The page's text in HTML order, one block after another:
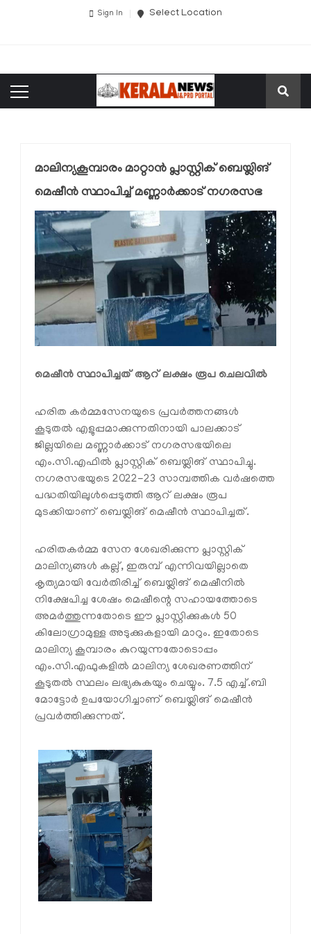
Sign In Select Location
മാലിന്യകൂമ്പാരം മാറ്റാന്‍ പ്ലാസ്റ്റിക് ബെയ്ലിങ്
മെഷീന്‍ സ്ഥാപിച്ച് മണ്ണാര്‍ക്കാട് നഗരസഭ
മെഷീന്‍ സ്ഥാപിച്ചത് ആറ് ലക്ഷം രൂപ ചെലവില്‍
ഹരിത കര്‍മ്മസേനയുടെ പ്രവര്‍ത്തനങ്ങള്‍
കൂടുതല്‍ എളുപ്പമാക്കുന്നതിനായി പാലക്കാട്
ജില്ലയിലെ മണ്ണാര്‍ക്കാട് നഗരസഭയിലെ
എം.സി.എഫില്‍ പ്ലാസ്റ്റിക് ബെയ്ലിങ് സ്ഥാപിച്ചു.
നഗരസഭയുടെ 2022-23 സാമ്പത്തിക വര്‍ഷത്തെ
പദ്ധതിയിലുള്‍പ്പെടുത്തി ആറ് ലക്ഷം രൂപ
മുടക്കിയാണ് ബെയ്ലിങ് മെഷീന്‍ സ്ഥാപിച്ചത്.
ഹരിതകര്‍മ്മ സേന ശേഖരിക്കുന്ന പ്ലാസ്റ്റിക്
മാലിന്യങ്ങള്‍ കല്ല്, ഇരുമ്പ് എന്നിവയില്ലാതെ
കൃത്യമായി വേര്‍തിരിച്ച് ബെയ്ലിങ് മെഷീനില്‍
നിക്ഷേപിച്ച ശേഷം മെഷീന്റെ സഹായത്തോടെ
അമര്‍ത്തുന്നതോടെ ഈ പ്ലാസ്റ്റിക്കുകള്‍ 50
കിലോഗ്രാമുള്ള അടുക്കുകളായി മാറും. ഇതോടെ
മാലിന്യ കൂമ്പാരം കുറയുന്നതോടൊപ്പം
എം.സി.എഫുകളില്‍ മാലിന്യ ശേഖരണത്തിന്
കൂടുതല്‍ സ്ഥലം ലഭ്യകുകയും ചെയ്യും. 7.5 എച്ച്.ബി
മോട്ടോര്‍ ഉപയോഗിച്ചാണ് ബെയ്ലിങ് മെഷീന്‍
പ്രവര്‍ത്തിക്കുന്നത്.